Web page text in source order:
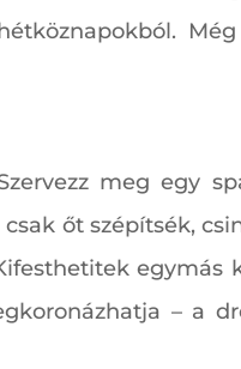
meg egy
őt szépítsék,
– a